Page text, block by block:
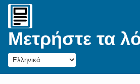
Μετρήστε τα